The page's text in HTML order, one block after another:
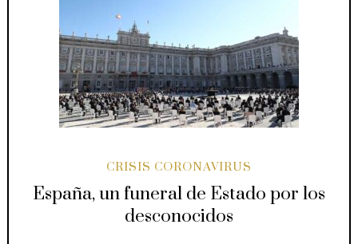
CRISIS CORONAVIRUS
España, un funeral de Estado por los
desconocidos